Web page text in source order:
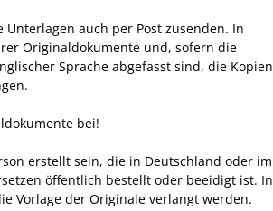
auch per Post zusenden. In
Originaldokumente und, sofern die
Sprache abgefasst sind, die Kopien
bei!
erstellt sein, die in Deutschland oder im
öffentlich bestellt oder beeidigt ist. In
ie Vorlage der Originale verlangt werden.